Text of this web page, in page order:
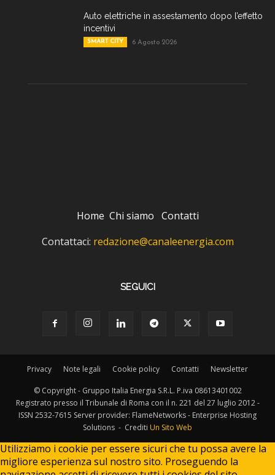
Auto elettriche in assestamento dopo l’effetto
incentivi
SMART CITY 6 Agosto 2026
Home Chi siamo Contatti
Contattaci: redazione@canaleenergia.com
SEGUICI
Privacy Note legali Cookie policy Contatti Newsletter
© Copyright - Gruppo Italia Energia S.R.L. P.iva 08613401002
Registrato presso il Tribunale di Roma con il n. 221 del 27 luglio 2012 -
ISSN 2532-7615 Server provider: FlameNetworks - Enterprise Hosting
Solutions - Crediti Un Sito Web
Utilizziamo i cookie per essere sicuri che tu possa avere la
migliore esperienza sul nostro sito. Proseguendo la